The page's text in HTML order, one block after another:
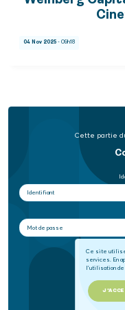
Ce site utilise
services. En
l'utilisation
04 Nov 2025 - 09h18
Cette partie